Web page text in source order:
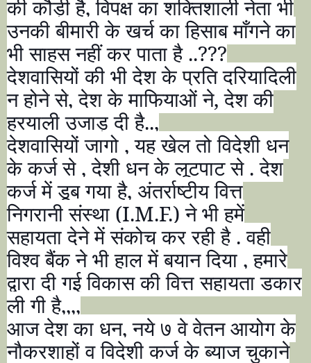
की कौड़ी है,विपक्ष का शक्तिशाली नेता भी
उनकी बीमारी के खर्च का हिसाब माँगने का
भी साहस नहीं कर पाता है ..???
देशवासियों की भी देश के प्रति दरियादिली
न होने से,देश के माफियाओं ने,देश की
हरयाली उजाड़ दी है..,
देशवासियों जागो ,यह खेल तो विदेशी धन
के कर्ज से ,देशी धन के लूटपाट से . देश
कर्ज में डूब गया है, अंतर्राष्टीय वित्त
निगरानी संस्था (I.M.F.)ने भी हमें
सहायता देने में संकोच कर रही है . वही
विश्व बैंक ने भी हाल में बयान दिया ,हमारे
द्वारा दी गई विकास की वित्त सहायता डकार
ली गी है,,,,
आज देश का धन,नये ७ वे वेतन आयोग के
नौकरशाहों व विदेशी कर्ज के ब्याज चुकाने